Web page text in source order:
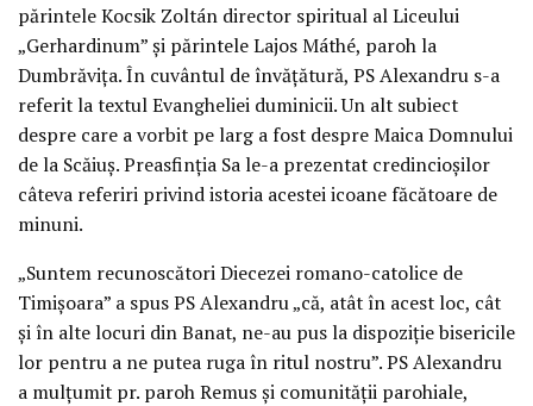
părintele Kocsik Zoltán director spiritual al Liceului
„Gerhardinum” şi părintele Lajos Máthé, paroh la
Dumbrăviţa. În cuvântul de învăţătură, PS Alexandru s-a
referit la textul Evangheliei duminicii. Un alt subiect
despre care a vorbit pe larg a fost despre Maica Domnului
de la Scăiuş. Preasfinţia Sa le-a prezentat credincioşilor
câteva referiri privind istoria acestei icoane făcătoare de
minuni.
„Suntem recunoscători Diecezei romano-catolice de
Timişoara” a spus PS Alexandru „că, atât în acest loc, cât
şi în alte locuri din Banat, ne-au pus la dispoziţie bisericile
lor pentru a ne putea ruga în ritul nostru”. PS Alexandru
a mulţumit pr. paroh Remus şi comunităţii parohiale,